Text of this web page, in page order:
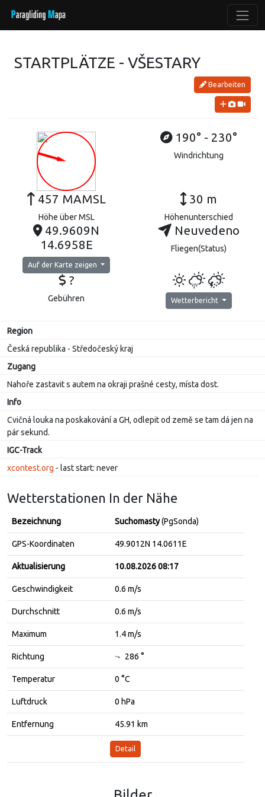
STARTPLÄTZE - VŠESTARY
Bearbeiten
190° - 230°
Windrichtung
457 MAMSL
Höhe über MSL
30 m
Höhenunterschied
49.9609N
14.6958E
Auf der Karte zeigen
Neuvedeno
Fliegen(Status)
?
Gebühren Wetterbericht
Region
Česká republika - Středočeský kraj
Zugang
Nahoře zastavit s autem na okraji prašné cesty, místa dost.
Info
Cvičná louka na poskakování a GH, odlepit od země se tam dá jen na
pár sekund.
IGC-Track
xcontest.org - last start: never
Wetterstationen In der Nähe
Bezeichnung Suchomasty(PgSonda)
GPS-Koordinaten 49.9012N 14.0611E
Aktualisierung 10.08.2026 08:17
Geschwindigkeit 0.6 m/s
Durchschnitt 0.6 m/s
Maximum 1.4 m/s
Richtung ↓ 286 °
Temperatur 0 °C
Luftdruck 0 hPa
Entfernung 45.91 km
Detail